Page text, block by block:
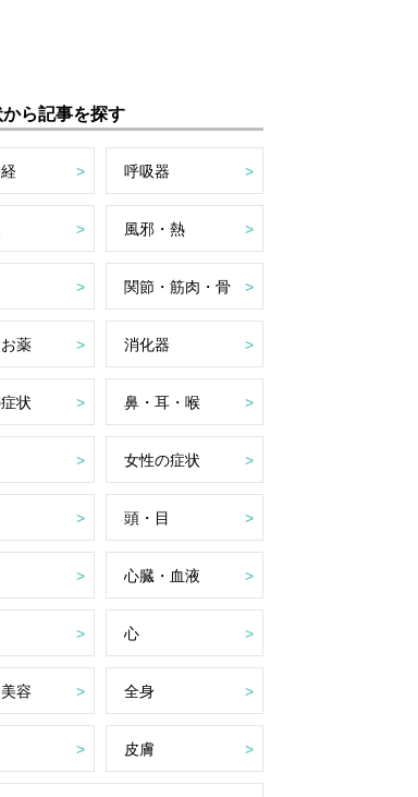
ら記事を探す
呼吸器
風邪・熱
関節・筋肉・骨
薬 消化器
状 鼻・耳・喉
女性の症状
頭・目
心臓・血液
心
容 全身
皮膚